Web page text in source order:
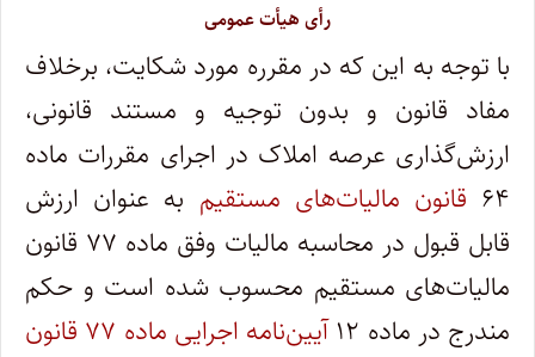
رأی هیأت عمومی
با توجه به این که در مقرره مورد شکایت، برخلاف
مفاد قانون و بدون توجیه و مستند قانونی،
ارزش‌گذاری عرصه املاک در اجرای مقررات ماده
۶۴ قانون مالیات‌های مستقیم به عنوان ارزش
قابل قبول در محاسبه مالیات وفق ماده ۷۷ قانون
مالیات‌های مستقیم محسوب شده است و حکم
مندرج در ماده ۱۲
آیین‌نامه اجرایی ماده ۷۷ قانون